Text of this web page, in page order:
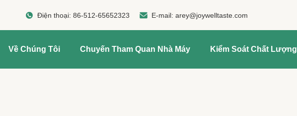
Điện thoại:86-512-65652323 E-mail:arey@joywelltaste.com
Về Chúng Tôi Chuyến Tham Quan Nhà Máy Kiểm Soát Chất Lượng